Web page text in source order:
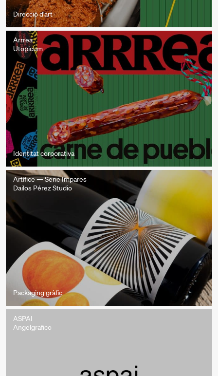
Direcció d'art
Arrrea
Utopicum
Identitat corporativa
Artífice — Serie Impares
Dailos Pérez Studio
Packaging gràfic
ASPAI
Angelgrafico